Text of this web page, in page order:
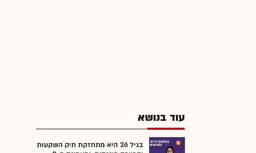
עוד בנושא
בגיל 26 היא מתחזקת תיק השקעות